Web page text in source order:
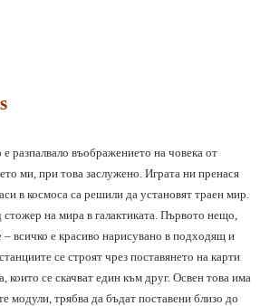
разпалвало въображението на човека от
ми, при това заслужено. Играта ни пренася
в космоса са решили да установят траен мир.
стожер на мира в галактиката. Първото нещо,
– всичко е красиво нарисувано в подходящ и
се строят чрез поставянето на карти
които се скачват един към друг. Освен това има
модули, трябва да бъдат поставени близо до